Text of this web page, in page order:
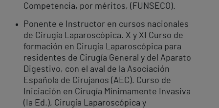
Competencia, por méritos, (FUNSECO).
Ponente e Instructor en cursos nacionales
de Cirugía Laparoscópica. X y XI Curso de
formación en Cirugía Laparoscópica para
residentes de Cirugía General y del Aparato
Digestivo, con el aval de la Asociación
Española de Cirujanos (AEC). Curso de
Iniciación en Cirugía Mínimamente Invasiva
(Ia Ed.), Cirugía Laparoscópica y